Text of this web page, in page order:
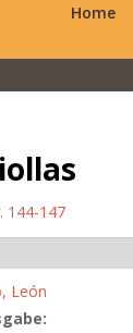
Home
144-147
León